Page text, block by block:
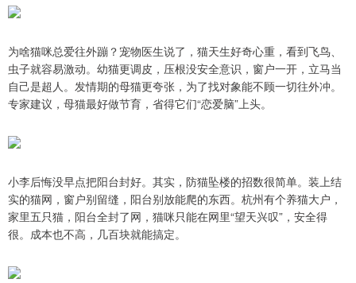
为啥猫咪总爱往外蹦？宠物医生说了，猫天生好奇心重，看到飞鸟、
虫子就容易激动。幼猫更调皮，压根没安全意识，窗户一开，立马当
自己是超人。发情期的母猫更夸张，为了找对象能不顾一切往外冲。
专家建议，母猫最好做节育，省得它们“恋爱脑”上头。
小李后悔没早点把阳台封好。其实，防猫坠楼的招数很简单。装上结
实的猫网，窗户别留缝，阳台别放能爬的东西。杭州有个养猫大户，
家里五只猫，阳台全封了网，猫咪只能在网里“望天兴叹”，安全得
很。成本也不高，几百块就能搞定。